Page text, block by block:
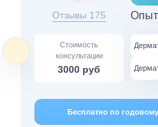
Отзывы 175 Опыт
Стоимость
консультации
3000 руб
Бесплатно по